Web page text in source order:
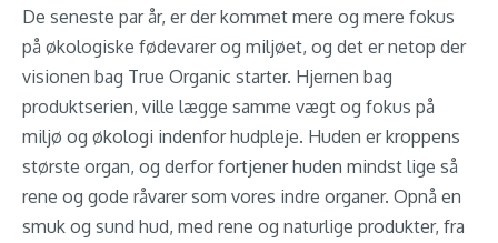
De seneste par år, er der kommet mere og mere fokus
på økologiske fødevarer og miljøet, og det er netop der
visionen bag True Organic starter. Hjernen bag
produktserien, ville lægge samme vægt og fokus på
miljø og økologi indenfor hudpleje. Huden er kroppens
største organ, og derfor fortjener huden mindst lige så
rene og gode råvarer som vores indre organer. Opnå en
smuk og sund hud, med rene og naturlige produkter, fra